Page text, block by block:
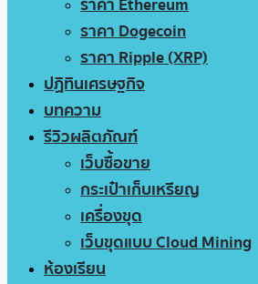
ราคา Dogecoin
ราคา Ripple (XRP)
ปฏิทินเศรษฐกิจ
บทความ
รีวิวผลิตภัณฑ์
เว็บซื้อขาย
กระเป๋าเก็บเหรียญ
เครื่องขุด
เว็บขุดแบบ Cloud Mining
ห้องเรียน